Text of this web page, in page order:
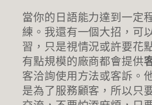
當你的日語能力達到一定
練。我還有一個大招，可
習，只是視情況或許要花
有點規模的廠商都會提供
客洽詢使用方法或客訴。
是為了服務顧客，所以只